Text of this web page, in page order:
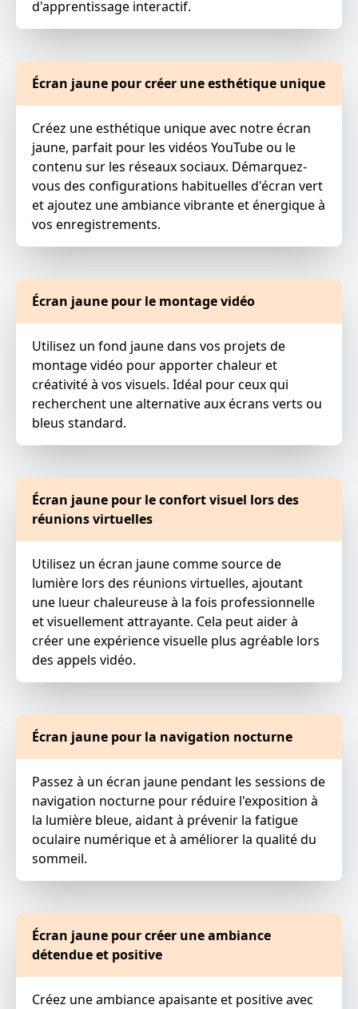
d'apprentissage interactif.
Écran jaune pour créer une esthétique unique
Créez une esthétique unique avec notre écran
jaune, parfait pour les vidéos YouTube ou le
contenu sur les réseaux sociaux. Démarquez-
vous des configurations habituelles d'écran vert
et ajoutez une ambiance vibrante et énergique à
vos enregistrements.
Écran jaune pour le montage vidéo
Utilisez un fond jaune dans vos projets de
montage vidéo pour apporter chaleur et
créativité à vos visuels. Idéal pour ceux qui
recherchent une alternative aux écrans verts ou
bleus standard.
Écran jaune pour le confort visuel lors des
réunions virtuelles
Utilisez un écran jaune comme source de
lumière lors des réunions virtuelles, ajoutant
une lueur chaleureuse à la fois professionnelle
et visuellement attrayante. Cela peut aider à
créer une expérience visuelle plus agréable lors
des appels vidéo.
Écran jaune pour la navigation nocturne
Passez à un écran jaune pendant les sessions de
navigation nocturne pour réduire l'exposition à
la lumière bleue, aidant à prévenir la fatigue
oculaire numérique et à améliorer la qualité du
sommeil.
Écran jaune pour créer une ambiance
détendue et positive
Créez une ambiance apaisante et positive avec